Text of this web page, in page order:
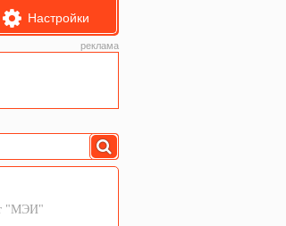
Настройки
реклама
"МЭИ"